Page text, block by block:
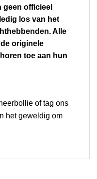
geen officieel
los van het
Alle
originele
toe aan hun
of tag ons
het geweldig om